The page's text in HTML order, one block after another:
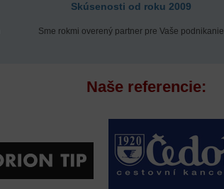
Skúsenosti od roku 2009
Sme rokmi overený partner pre Vaše podnikanie
Naše referencie: